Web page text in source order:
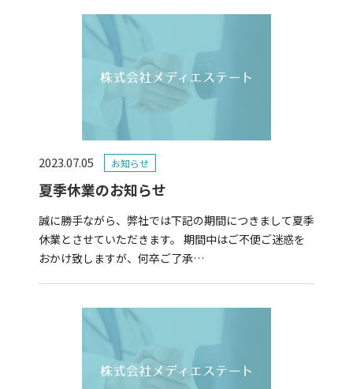
2023.07.05 お知らせ
夏季休業のお知らせ
誠に勝手ながら、弊社では下記の期間につきまして夏季
休業とさせていただきます。 期間中はご不便ご迷惑を
おかけ致しますが、何卒ご了承…